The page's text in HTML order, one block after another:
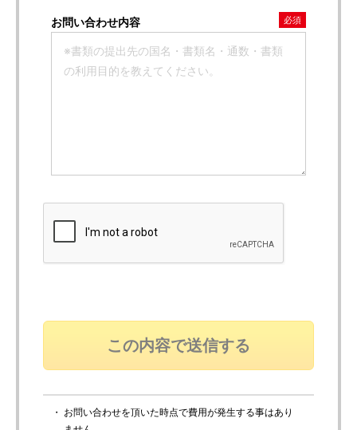
お問い合わせ内容 必須
・ お問い合わせを頂いた時点で費用が発生する事はあり